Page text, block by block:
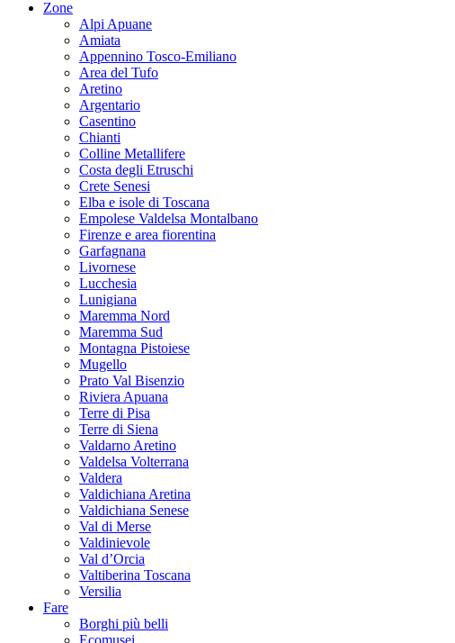
Zone
Alpi Apuane
Amiata
Appennino Tosco-Emiliano
Area del Tufo
Aretino
Argentario
Casentino
Chianti
Colline Metallifere
Costa degli Etruschi
Crete Senesi
Elba e isole di Toscana
Empolese Valdelsa Montalbano
Firenze e area fiorentina
Garfagnana
Livornese
Lucchesia
Lunigiana
Maremma Nord
Maremma Sud
Montagna Pistoiese
Mugello
Prato Val Bisenzio
Riviera Apuana
Terre di Pisa
Terre di Siena
Valdarno Aretino
Valdelsa Volterrana
Valdera
Valdichiana Aretina
Valdichiana Senese
Val di Merse
Valdinievole
Val d’Orcia
Valtiberina Toscana
Versilia
Fare
Borghi più belli